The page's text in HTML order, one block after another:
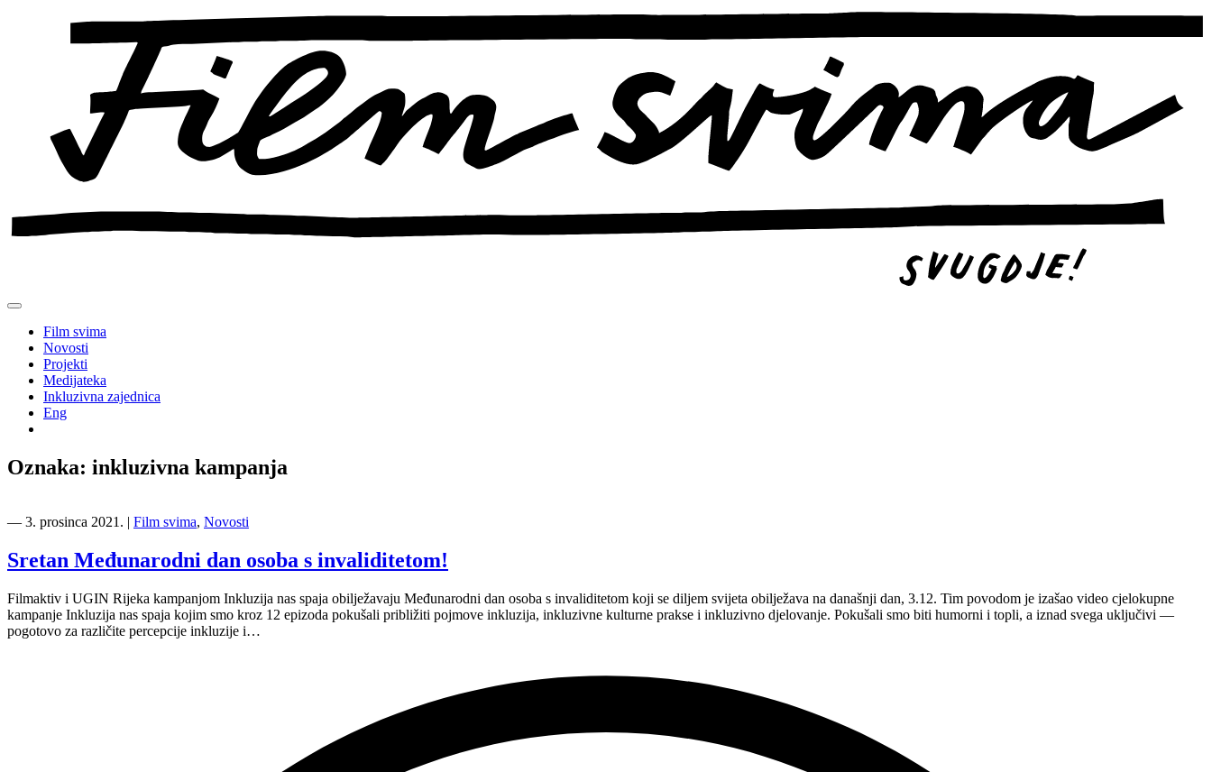
Film svima
Novosti
Projekti
Medijateka
Inkluzivna zajednica
Eng
Oznaka: inkluzivna kampanja
― 3. prosinca 2021. | Film svima, Novosti
Sretan Međunarodni dan osoba s invaliditetom!
Filmaktiv i UGIN Rijeka kampanjom Inkluzija nas spaja obilježavaju Međunarodni dan osoba s invaliditetom koji se diljem svijeta obilježava na današnji dan, 3.12. Tim povodom je izašao video cjelokupne
kampanje Inkluzija nas spaja kojim smo kroz 12 epizoda pokušali približiti pojmove inkluzija, inkluzivne kulturne prakse i inkluzivno djelovanje. Pokušali smo biti humorni i topli, a iznad svega uključivi —
pogotovo za različite percepcije inkluzije i…